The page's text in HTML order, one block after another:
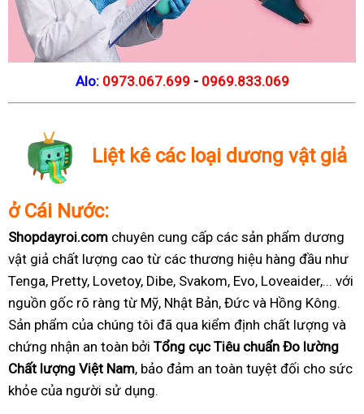
Alo: 0973.067.699 - 0969.833.069
Liệt kê các loại dương vật giả
ở Cái Nước:
Shopdayroi.com chuyên cung cấp các sản phẩm dương
vật giả chất lượng cao từ các thương hiệu hàng đầu như
Tenga, Pretty, Lovetoy, Dibe, Svakom, Evo, Loveaider,... với
nguồn gốc rõ ràng từ Mỹ, Nhật Bản, Đức và Hồng Kông.
Sản phẩm của chúng tôi đã qua kiểm định chất lượng và
chứng nhận an toàn bởi Tổng cục Tiêu chuẩn Đo lường
Chất lượng Việt Nam, bảo đảm an toàn tuyệt đối cho sức
khỏe của người sử dụng.